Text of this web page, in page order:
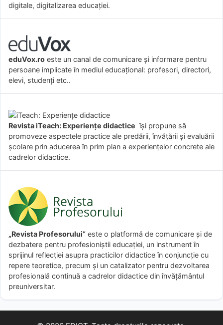
digitale, digitalizarea educației.
eduVox.ro este un canal de comunicare și informare pentru
persoane implicate în mediul educațional: profesori, directori,
elevi, studenți etc..
Revista iTeach: Experienţe didactice îşi propune să
promoveze aspectele practice ale predării, învăţării şi evaluării
şcolare prin aducerea în prim plan a experienţelor concrete ale
cadrelor didactice.
„Revista Profesorului” este o platformă de comunicare și de
dezbatere pentru profesioniștii educației, un instrument în
sprijinul reflecției asupra practicilor didactice în conjuncție cu
repere teoretice, precum și un catalizator pentru dezvoltarea
profesională continuă a cadrelor didactice din învățământul
preuniversitar.